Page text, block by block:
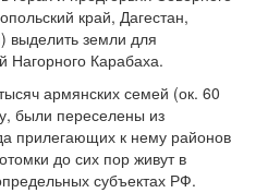
край, Дагестан,
выделить земли для
Нагорного Карабаха.
армянских семей (ок. 60
были переселены из
прилегающих к нему районов
до сих пор живут в
субъектах РФ.